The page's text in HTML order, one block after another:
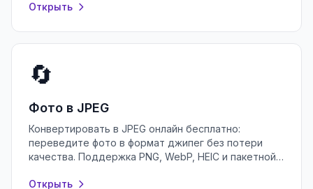
Открыть
🔄
Фото в JPEG
Конвертировать в JPEG онлайн бесплатно:
переведите фото в формат джипег без потери
качества. Поддержка PNG, WebP, HEIC и пакетной
Открыть